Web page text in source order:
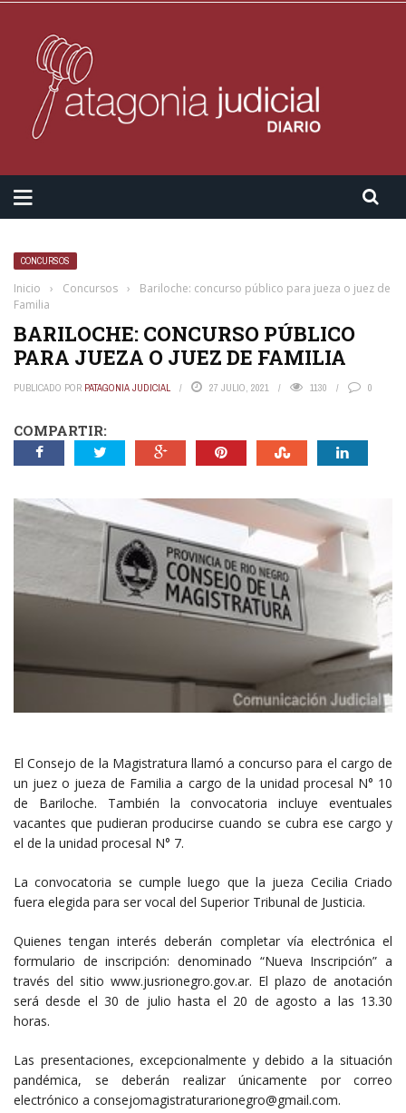
CONCURSOS
Inicio › Concursos ›
Bariloche: concurso público para jueza o juez de
Familia
BARILOCHE: CONCURSO PÚBLICO
PARA JUEZA O JUEZ DE FAMILIA
PUBLICADO POR PATAGONIA JUDICIAL 27 JULIO, 2021 1130 0
COMPARTIR:
El Consejo de la Magistratura llamó a concurso para el cargo de
un juez o jueza de Familia a cargo de la unidad procesal N° 10
de Bariloche. También la convocatoria incluye eventuales
vacantes que pudieran producirse cuando se cubra ese cargo y
el de la unidad procesal N° 7.
La convocatoria se cumple luego que la jueza Cecilia Criado
fuera elegida para ser vocal del Superior Tribunal de Justicia.
Quienes tengan interés deberán completar vía electrónica el
formulario de inscripción: denominado “Nueva Inscripción” a
través del sitio www.jusrionegro.gov.ar. El plazo de anotación
será desde el 30 de julio hasta el 20 de agosto a las 13.30
horas.
Las presentaciones, excepcionalmente y debido a la situación
pandémica, se deberán realizar únicamente por correo
electrónico a consejomagistraturarionegro@gmail.com.